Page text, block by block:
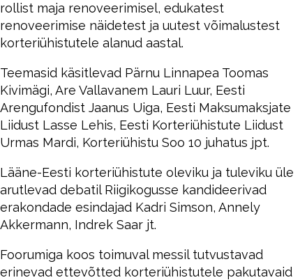
rollist maja renoveerimisel, edukatest
renoveerimise näidetest ja uutest võimalustest
korteriühistutele alanud aastal.
Teemasid käsitlevad Pärnu Linnapea Toomas
Kivimägi, Are Vallavanem Lauri Luur, Eesti
Arengufondist Jaanus Uiga, Eesti Maksumaksjate
Liidust Lasse Lehis, Eesti Korteriühistute Liidust
Urmas Mardi, Korteriühistu Soo 10 juhatus jpt.
Lääne-Eesti korteriühistute oleviku ja tuleviku üle
arutlevad debatil Riigikogusse kandideerivad
erakondade esindajad Kadri Simson, Annely
Akkermann, Indrek Saar jt.
Foorumiga koos toimuval messil tutvustavad
erinevad ettevõtted korteriühistutele pakutavaid